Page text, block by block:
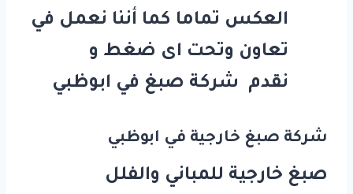
العكس تماما كما أننا نعمل في
تعاون وتحت اى ضغط و
نقدم شركة صبغ في ابوظبي
شركة صبغ خارجية في ابوظبي
صبغ خارجية للمباني والفلل